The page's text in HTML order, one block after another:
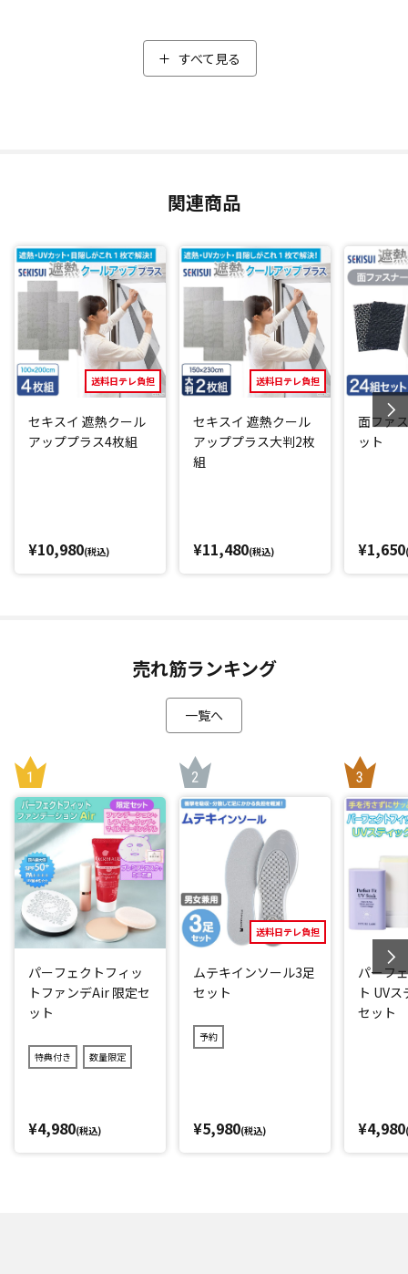
貼る方がさらに温度を抑えることができます。
また風が通る「メッシュ構造」で、網戸の枠に貼れば太陽の
取り付け方はとても簡単！付属の面ファスナーを使って、網
戸やサッシ枠にペタッと貼るだけ。
シルバー面を太陽の側に向けて貼ることで、日射熱、赤外
線、紫外線を大幅カット。
DIYが苦手な方や忙しい主婦・主夫の方でも、届いたその日に
すぐ暑さ対策を始めることができます。
ハサミで簡単にカットできるので、小さい窓でもサイズを合
わせて貼ることが可能。
また、取り外しも簡単で、何度でも貼り直しできるのもうれ
夏の節電効果も
熱」を軽減することで、夏場の冷房の消費電力をおよそ18％
抑えるというデータも(*3)！夏の電気代の節約が期待できま
*2：試験装置(0.131㎥)を用いた赤外ランプ60℃法による遮熱
試験(8cm離れた対象の温度変化の測定) ※試験数値であり室
温ではありません。 一般財団法人 日本繊維製品品質技術セン
ター 福井試験センター 調べ
*3：一般財団法人建材試験センター 調べ
すべて見る
閉じる
関連商品
送料日テレ負担
セキスイ 遮熱クール
アッププラス4枚組
¥10,980(税込)
送料日テレ負担
セキスイ 遮熱クール
アッププラス大判2枚
組
¥11,480(税込)
面ファ
ット
¥1,650
売れ筋ランキング
一覧へ
パーフェクトフィッ
トファンデAir 限定セ
ット
特典付き 数量限定
¥4,980(税込)
送料日テレ負担
ムテキインソール3足
セット
予約
¥5,980(税込)
パーフ
ト UV
セット
¥4,980